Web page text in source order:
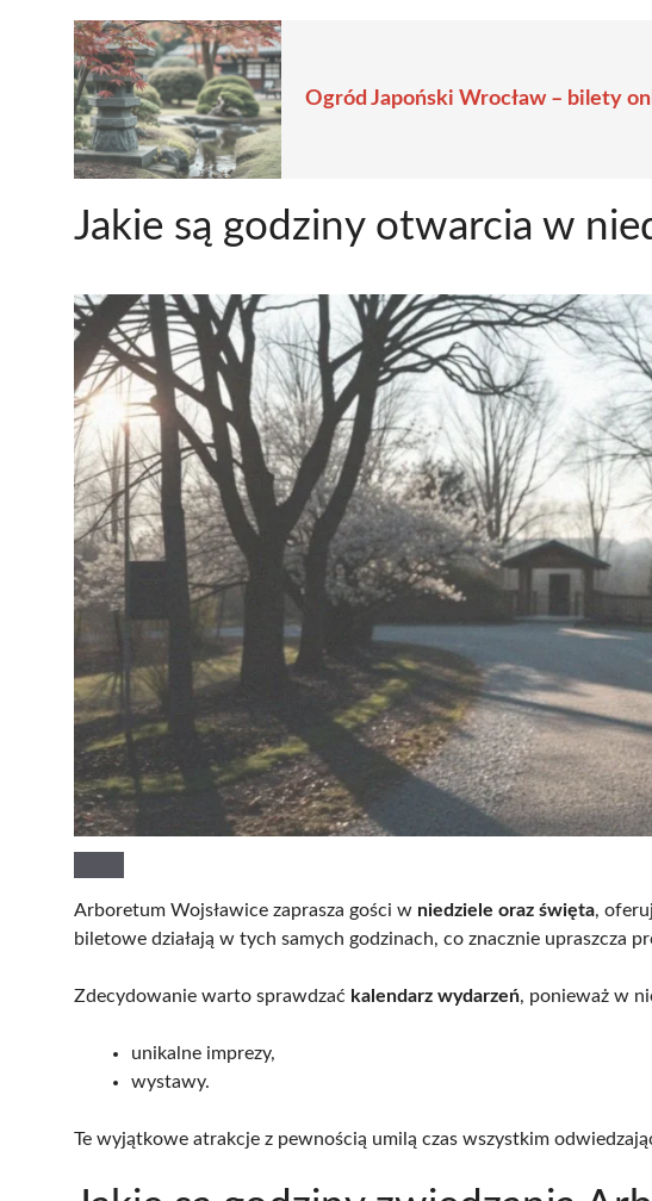
Ogród Japoński Wrocław – bilety
Jakie są godziny otwarcia w
Arboretum Wojsławice zaprasza gości w niedziele oraz święta,
biletowe działają w tych samych godzinach, co znacznie upraszcza
Zdecydowanie warto sprawdzać kalendarz wydarzeń, ponieważ w
unikalne imprezy,
wystawy.
Te wyjątkowe atrakcje z pewnością umilą czas wszystkim